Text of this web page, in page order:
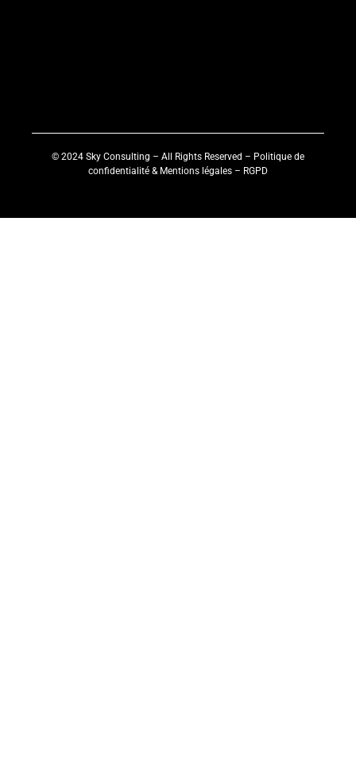
© 2024 Sky Consulting – All Rights Reserved – Politique de
confidentialité & Mentions légales – RGPD